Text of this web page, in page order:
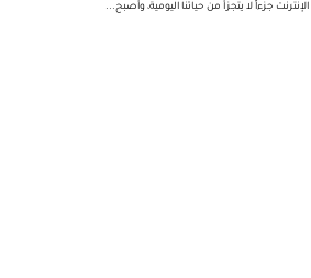
جزءاً لا يتجزأ من حياتنا اليومية، وأصبح...